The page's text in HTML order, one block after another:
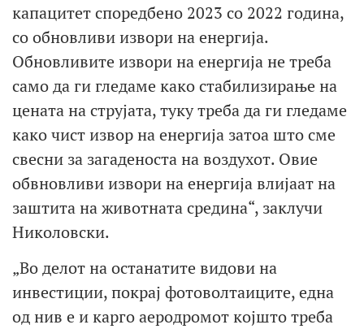
капацитет споредбено 2023 со 2022 година,
со обновливи извори на енергија.
Обновливите извори на енергија не треба
само да ги гледаме како стабилизирање на
цената на струјата, туку треба да ги гледаме
како чист извор на енергија затоа што сме
свесни за загаденоста на воздухот. Овие
обвновливи извори на енергија влијаат на
заштита на животната средина“, заклучи
Николовски.
„Во делот на останатите видови на
инвестиции, покрај фотоволтаиците, една
од нив е и карго аеродромот којшто треба